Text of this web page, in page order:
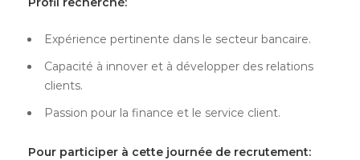
Expérience pertinente dans le secteur bancaire.
Capacité à innover et à développer des relations
clients.
Passion pour la finance et le service client.
Pour participer à cette journée de recrutement: